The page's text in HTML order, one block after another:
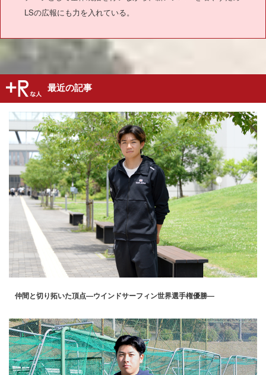
LSの広報にも力を入れている。
最近の記事
仲間と切り拓いた頂点―ウインドサーフィン世界選手権優勝―